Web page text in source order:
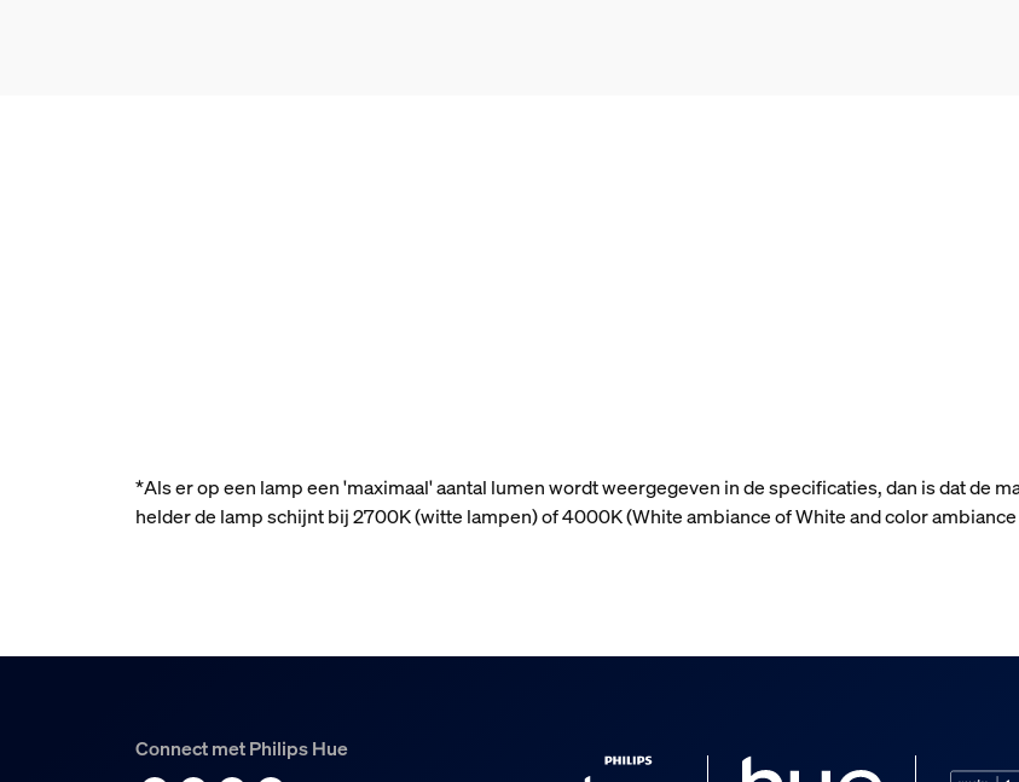
*Als er op een lamp een 'maximaal' aantal lumen wordt weergegeven in de specificaties, dan is dat de
helder de lamp schijnt bij 2700K (witte lampen) of 4000K (White ambiance of White and color
Connect met Philips Hue